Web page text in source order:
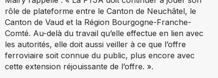
rôle de plateforme entre le Canton de Neuchâtel, le
Canton de Vaud et la Région Bourgogne-Franche-
Comté. Au-delà du travail qu’elle effectue en lien avec
les autorités, elle doit aussi veiller à ce que l’offre
ferroviaire soit connue du public, plus encore avec
cette extension réjouissante de l’offre. ».